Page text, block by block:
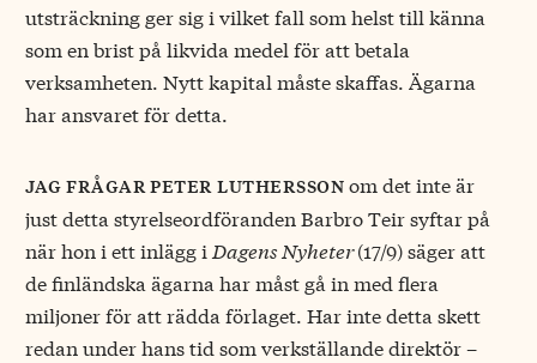
utsträckning ger sig i vilket fall som helst till känna
som en brist på likvida medel för att betala
verksamheten. Nytt kapital måste skaffas. Ägarna
har ansvaret för detta.
jag frågar peter lutherssonom det inte är
just detta styrelseordföranden Barbro Teir syftar på
när hon i ett inlägg i Dagens Nyheter(17/9) säger att
de finländska ägarna har måst gå in med flera
miljoner för att rädda förlaget. Har inte detta skett
redan under hans tid som verkställande direktör –